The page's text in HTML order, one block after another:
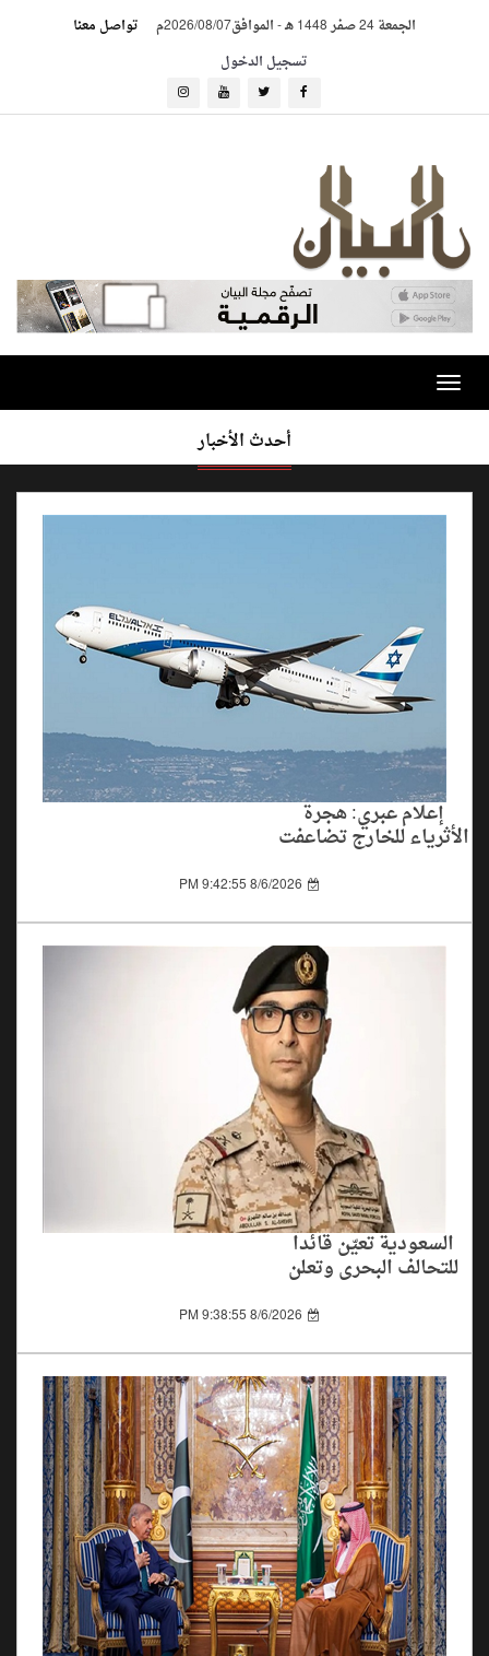
الجمعة 24 صفر 1448 هـ -الموافق2026/08/07م
تواصل معنا
تسجيل الدخول
Toggle
navigation
أحدث الأخبار
إعلام عبري: هجرة
الأثرياء للخارج تضاعفت
8/6/2026 9:42:55 PM
السعودية تعيّن قائدا
للتحالف البحري وتعلن
8/6/2026 9:38:55 PM